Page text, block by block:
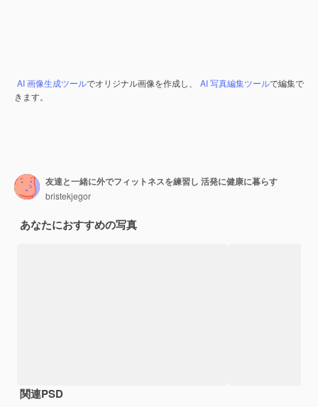
AI 画像生成ツールでオリジナル画像を作成し、 AI 写真編集ツールで編集で
きます。
友達と一緒に外でフィットネスを練習し 活発に健康に暮らす
bristekjegor
あなたにおすすめの写真
関連PSD